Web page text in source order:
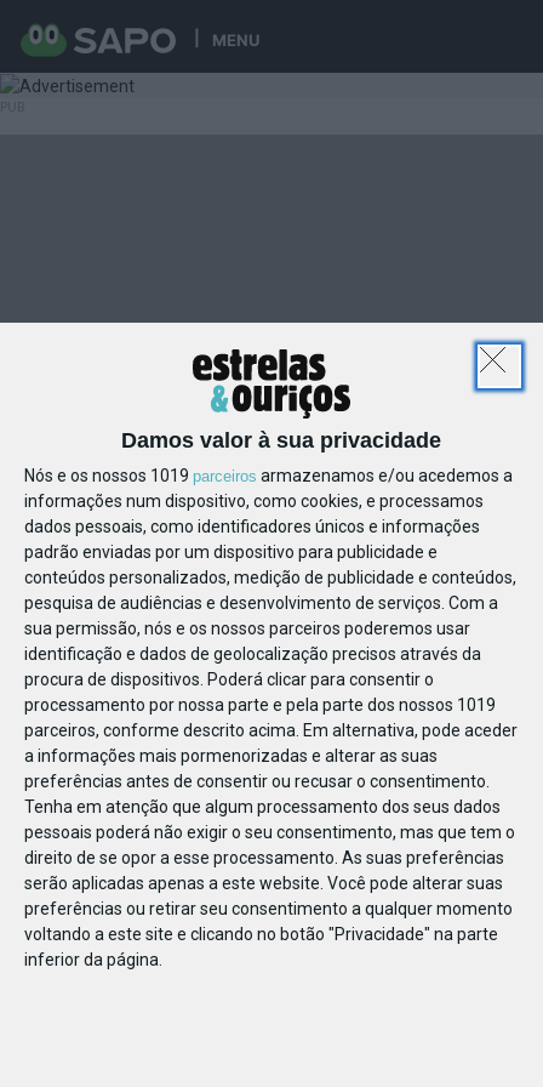
MENU
Damos valor à sua privacidade
Nós e os nossos 1019 parceiros armazenamos e/ou acedemos a
informações num dispositivo, como cookies, e processamos
dados pessoais, como identificadores únicos e informações
padrão enviadas por um dispositivo para publicidade e
conteúdos personalizados, medição de publicidade e conteúdos,
pesquisa de audiências e desenvolvimento de serviços. Com a
sua permissão, nós e os nossos parceiros poderemos usar
identificação e dados de geolocalização precisos através da
procura de dispositivos. Poderá clicar para consentir o
processamento por nossa parte e pela parte dos nossos 1019
parceiros, conforme descrito acima. Em alternativa, pode aceder
a informações mais pormenorizadas e alterar as suas
preferências antes de consentir ou recusar o consentimento.
Tenha em atenção que algum processamento dos seus dados
pessoais poderá não exigir o seu consentimento, mas que tem o
direito de se opor a esse processamento. As suas preferências
serão aplicadas apenas a este website. Você pode alterar suas
preferências ou retirar seu consentimento a qualquer momento
voltando a este site e clicando no botão "Privacidade" na parte
inferior da página.
49200430316160